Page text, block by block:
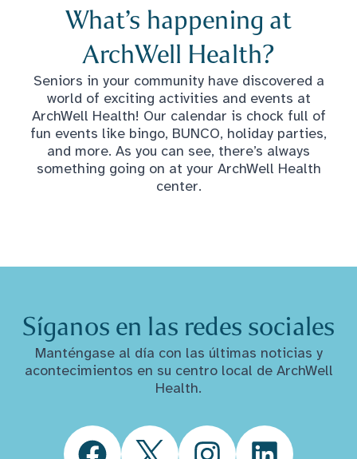
What’s happening at
ArchWell Health?
Seniors in your community have discovered a
world of exciting activities and events at
ArchWell Health! Our calendar is chock full of
fun events like bingo, BUNCO, holiday parties,
and more. As you can see, there’s always
something going on at your ArchWell Health
center.
Síganos en las redes sociales
Manténgase al día con las últimas noticias y
acontecimientos en su centro local de ArchWell
Health.
FacebookTwitter InstagramLinkedIn